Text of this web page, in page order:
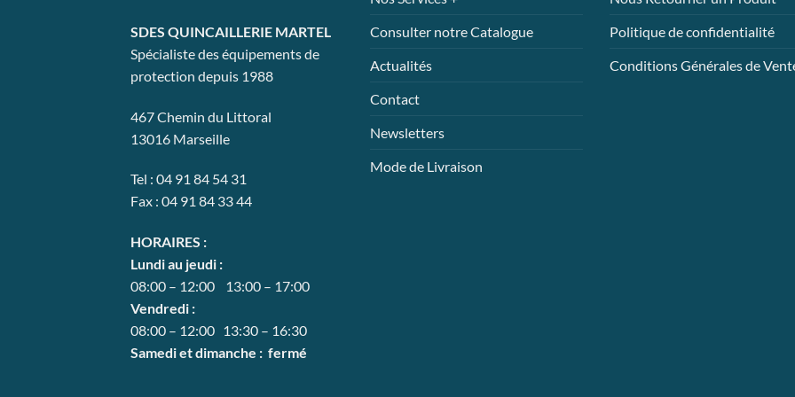
page
produit
page
produit
SDES QUINCAILLERIE MARTEL
Spécialiste des équipements de
protection depuis 1988
467 Chemin du Littoral
13016 Marseille
Tel : 04 91 84 54 31
Fax : 04 91 84 33 44
HORAIRES :
Lundi au jeudi :
08:00 – 12:00 13:00 – 17:00
Vendredi :
08:00 – 12:00 13:30 – 16:30
Samedi et dimanche : fermé
Consulter notre Catalogue
Actualités
Contact
Newsletters
Mode de Livraison
Politique de confidentialité
Conditions Générales de